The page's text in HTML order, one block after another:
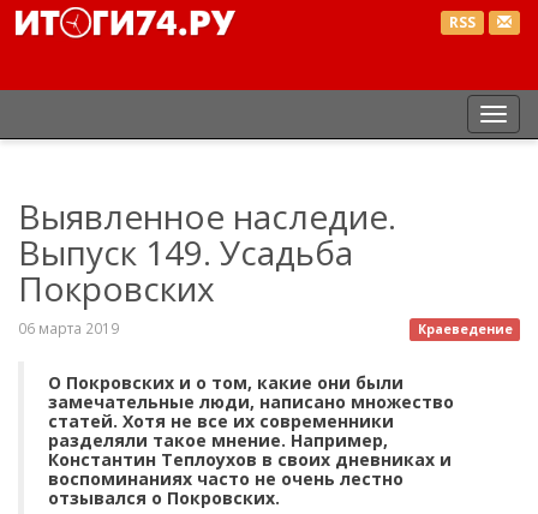
RSS
Выявленное наследие.
Выпуск 149. Усадьба
Покровских
Краеведение
06 марта 2019
О Покровских и о том, какие они были
замечательные люди, написано множество
статей. Хотя не все их современники
разделяли такое мнение. Например,
Константин Теплоухов в своих дневниках и
воспоминаниях часто не очень лестно
отзывался о Покровских.